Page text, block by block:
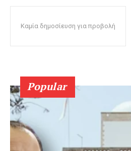
Καμία δημοσίευση για προβολή
Popular